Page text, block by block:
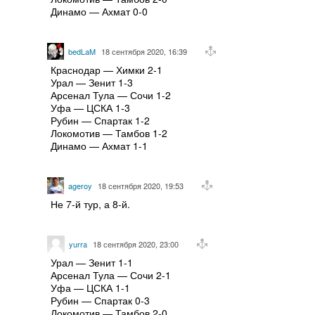
Динамо — Ахмат 0-0
bedLaM 18 сентября 2020, 16:39
Краснодар — Химки 2-1
Урал — Зенит 1-3
Арсенал Тула — Сочи 1-2
Уфа — ЦСКА 1-3
Рубин — Спартак 1-2
Локомотив — Тамбов 1-2
Динамо — Ахмат 1-1
ageroy 18 сентября 2020, 19:53
Не 7-й тур, а 8-й.
yurra 18 сентября 2020, 23:00
Урал — Зенит 1-1
Арсенал Тула — Сочи 2-1
Уфа — ЦСКА 1-1
Рубин — Спартак 0-3